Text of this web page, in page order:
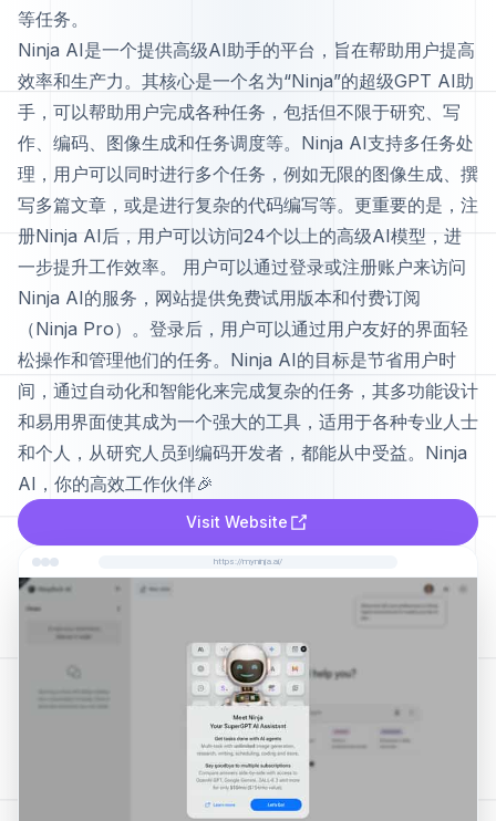
等任务。
Ninja AI是一个提供高级AI助手的平台，旨在帮助用户提高
效率和生产力。其核心是一个名为“Ninja”的超级GPT AI助
手，可以帮助用户完成各种任务，包括但不限于研究、写
作、编码、图像生成和任务调度等。Ninja AI支持多任务处
理，用户可以同时进行多个任务，例如无限的图像生成、撰
写多篇文章，或是进行复杂的代码编写等。更重要的是，注
册Ninja AI后，用户可以访问24个以上的高级AI模型，进
一步提升工作效率。 用户可以通过登录或注册账户来访问
Ninja AI的服务，网站提供免费试用版本和付费订阅
（Ninja Pro）。登录后，用户可以通过用户友好的界面轻
松操作和管理他们的任务。Ninja AI的目标是节省用户时
间，通过自动化和智能化来完成复杂的任务，其多功能设计
和易用界面使其成为一个强大的工具，适用于各种专业人士
和个人，从研究人员到编码开发者，都能从中受益。Ninja
AI，你的高效工作伙伴🎉
Visit Website
https://myninja.ai/